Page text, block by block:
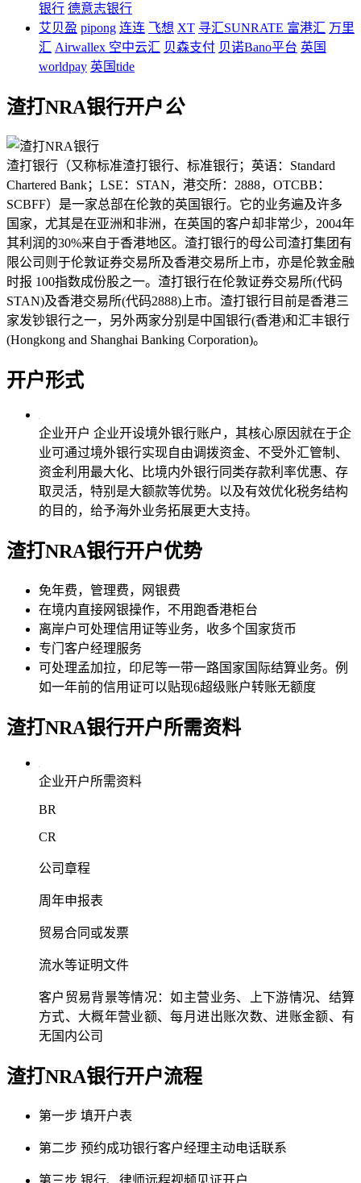
银行 德意志银行
艾贝盈 pipong 连连 飞想 XT 寻汇SUNRATE 富港汇 万里
汇 Airwallex 空中云汇 贝森支付 贝诺Bano平台 英国
worldpay 英国tide
渣打NRA银行开户公
渣打银行（又称标准渣打银行、标准银行；英语：Standard
Chartered Bank；LSE：STAN，港交所：2888，OTCBB：
SCBFF）是一家总部在伦敦的英国银行。它的业务遍及许多
国家，尤其是在亚洲和非洲，在英国的客户却非常少，2004年
其利润的30%来自于香港地区。渣打银行的母公司渣打集团有
限公司则于伦敦证券交易所及香港交易所上市，亦是伦敦金融
时报 100指数成份股之一。渣打银行在伦敦证券交易所(代码
STAN)及香港交易所(代码2888)上市。渣打银行目前是香港三
家发钞银行之一，另外两家分别是中国银行(香港)和汇丰银行
(Hongkong and Shanghai Banking Corporation)。
开户形式
企业开户 企业开设境外银行账户，其核心原因就在于企
业可通过境外银行实现自由调拨资金、不受外汇管制、
资金利用最大化、比境内外银行同类存款利率优惠、存
取灵活，特别是大额款等优势。以及有效优化税务结构
的目的，给予海外业务拓展更大支持。
渣打NRA银行开户优势
免年费，管理费，网银费
在境内直接网银操作，不用跑香港柜台
离岸户可处理信用证等业务，收多个国家货币
专门客户经理服务
可处理孟加拉，印尼等一带一路国家国际结算业务。例
如一年前的信用证可以贴现6超级账户转账无额度
渣打NRA银行开户所需资料
企业开户所需资料
BR
CR
公司章程
周年申报表
贸易合同或发票
流水等证明文件
客户贸易背景等情况：如主营业务、上下游情况、结算
方式、大概年营业额、每月进出账次数、进账金额、有
无国内公司
渣打NRA银行开户流程
第一步 填开户表
第二步 预约成功银行客户经理主动电话联系
第三步 银行、律师远程视频见证开户